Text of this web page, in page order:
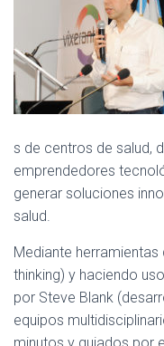
s de centros de salud,
emprendedores
generar soluciones
salud.
Mediante
thinking) y haciendo
por Steve Blank
equipos